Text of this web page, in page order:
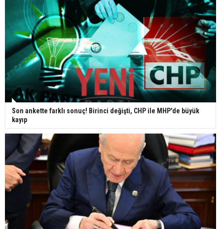
Son ankette farklı sonuç! Birinci değişti, CHP ile MHP'de büyük
kayıp